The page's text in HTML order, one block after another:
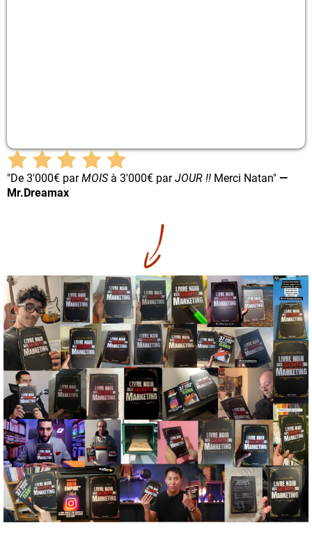
"De 3'000€ parMOISà 3'000€ parJOUR !! Merci Natan" —
Mr.Dreamax